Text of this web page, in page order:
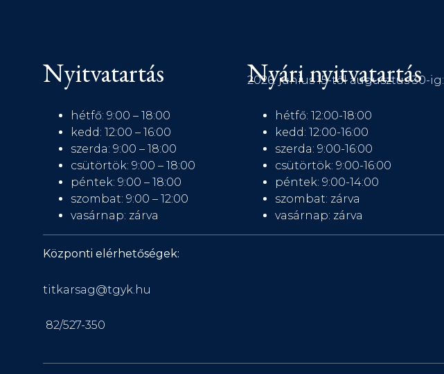
Nyitvatartás
hétfő: 9:00 – 18:00
kedd: 12:00 – 16:00
szerda: 9:00 – 18:00
csütörtök: 9:00 – 18:00
péntek: 9:00 – 18:00
szombat: 9:00 – 12:00
vasárnap: zárva
Nyári nyitvatartás
2026. június 15-től augusztus 30-ig:
hétfő: 12:00-18:00
kedd: 12:00-16:00
szerda: 9:00-16:00
csütörtök: 9:00-16:00
péntek: 9:00-14:00
szombat: zárva
vasárnap: zárva
Központi elérhetőségek:
titkarsag@tgyk.hu
82/527-350